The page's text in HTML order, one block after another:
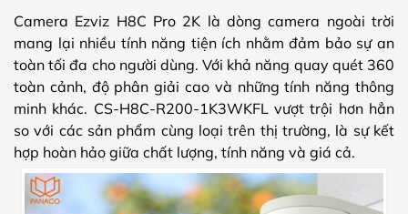
Camera Ezviz H8C Pro 2K là dòng camera ngoài trời
mang lại nhiều tính năng tiện ích nhằm đảm bảo sự an
toàn tối đa cho người dùng. Với khả năng quay quét 360
toàn cảnh, độ phân giải cao và những tính năng thông
minh khác. CS-H8C-R200-1K3WKFL vượt trội hơn hẳn
so với các sản phẩm cùng loại trên thị trường, là sự kết
hợp hoàn hảo giữa chất lượng, tính năng và giá cả.